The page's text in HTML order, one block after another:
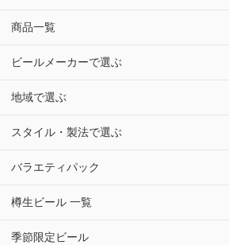
商品一覧
ビールメーカーで選ぶ
地域で選ぶ
スタイル・製法で選ぶ
バラエティパック
樽生ビール 一覧
季節限定ビール